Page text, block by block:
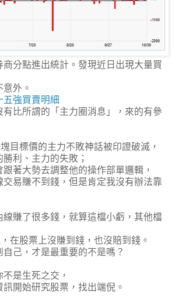
分點進出統計。發現近日出現大量買
外。
五強買賣明細
比所謂的「主力圈消息」，來的有參
目標價的主力不敗神話被印證破滅，
利、主力的失敗；
著大勢去調整他的操作部單邏輯，
易賺不到錢，但是肯定我沒有辦法靠
線賺了很多錢，就算這檔小虧，其他檔
在股票上沒賺到錢，也沒賠到錢。
己，才是最重要的不是嗎？
是生死之交，
開始研究股票，找出端倪。